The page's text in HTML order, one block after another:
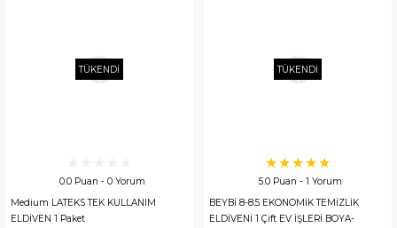
TÜKENDİ
0.0 Puan - 0 Yorum
Medium LATEKS TEK KULLANIM
ELDİVEN 1 Paket
TÜKENDİ
5.0 Puan - 1 Yorum
BEYBİ 8-8.5 EKONOMİK TEMİZLİK
ELDİVENİ 1 Çift EV İŞLERİ BOYA-